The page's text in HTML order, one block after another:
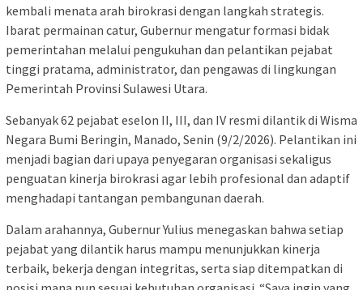
kembali menata arah birokrasi dengan langkah strategis.
Ibarat permainan catur, Gubernur mengatur formasi bidak
pemerintahan melalui pengukuhan dan pelantikan pejabat
tinggi pratama, administrator, dan pengawas di lingkungan
Pemerintah Provinsi Sulawesi Utara.
Sebanyak 62 pejabat eselon II, III, dan IV resmi dilantik di Wisma
Negara Bumi Beringin, Manado, Senin (9/2/2026). Pelantikan ini
menjadi bagian dari upaya penyegaran organisasi sekaligus
penguatan kinerja birokrasi agar lebih profesional dan adaptif
menghadapi tantangan pembangunan daerah.
Dalam arahannya, Gubernur Yulius menegaskan bahwa setiap
pejabat yang dilantik harus mampu menunjukkan kinerja
terbaik, bekerja dengan integritas, serta siap ditempatkan di